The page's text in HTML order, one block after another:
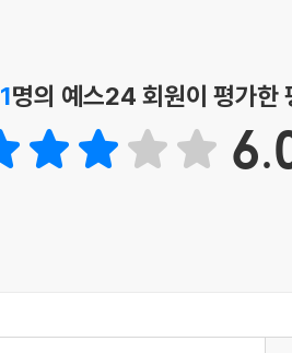
부터 현대의 사례연구까지를 살펴
발달 이론과 어떻게 궤를 같이하고 또
1명의 예스24 회원이 평가한